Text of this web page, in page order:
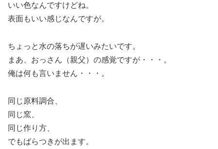
いい色なんですけどね。
表面もいい感じなんですが。
ちょっと水の落ちが遅いみたいです。
まあ、おっさん（親父）の感覚ですが・・・。
俺は何も言いません・・・。
同じ原料調合、
同じ窯、
同じ作り方、
でもばらつきが出ます。